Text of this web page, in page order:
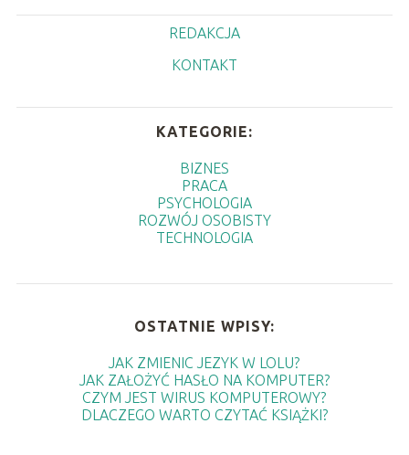
REDAKCJA
KONTAKT
KATEGORIE:
BIZNES
PRACA
PSYCHOLOGIA
ROZWÓJ OSOBISTY
TECHNOLOGIA
OSTATNIE WPISY:
JAK ZMIENIC JEZYK W LOLU?
JAK ZAŁOŻYĆ HASŁO NA KOMPUTER?
CZYM JEST WIRUS KOMPUTEROWY?
DLACZEGO WARTO CZYTAĆ KSIĄŻKI?